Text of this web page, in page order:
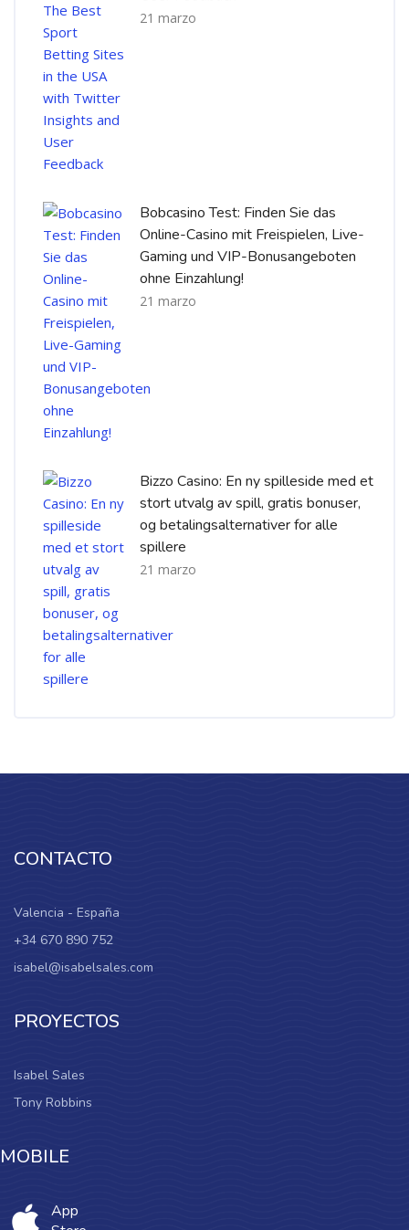
21 marzo
Bobcasino Test: Finden Sie das
Online-Casino mit Freispielen, Live-
Gaming und VIP-Bonusangeboten
ohne Einzahlung!
21 marzo
Bizzo Casino: En ny spilleside med et
stort utvalg av spill, gratis bonuser,
og betalingsalternativer for alle
spillere
21 marzo
CONTACTO
Valencia - España
+34 670 890 752
isabel@isabelsales.com
PROYECTOS
Isabel Sales
Tony Robbins
MOBILE
App